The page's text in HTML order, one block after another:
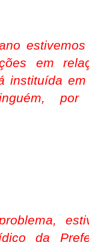
em
instituída
por
da